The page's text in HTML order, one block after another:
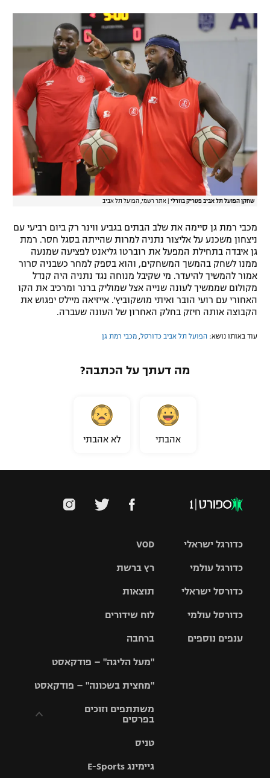
הצטרפות לחבילת הערוצים
לוח דרושים – ג'ובנט
שחקן הפועל תל אביב פטריק בוורלי אתר רשמי, הפועל תל אביב
מכבי רמת גן סיימה את שלב הבתים בגביע ווינר רק ביום רביעי עם
ניצחון משכנע על אליצור נתניה למרות שהייתה בסגל חסר. רמת
גן איבדה בתחילת המפעל את רוברטו גליאנט לפציעה שמנעה
ממנו לשחק בהמשך המשחקים, והוא בספק למחר כשבניה סרור
אמור להמשיך להיעדר. מי שקיבל מנוחה נגד נתניה היה קנדל
מקולום שממשיך לעונה שנייה אצל שמוליק ברנר ומרכיב את הקו
האחורי עם רועי הובר ואיתי מושקוביץ'. אייזיאה מיילס יפגוש את
הקבוצה אותה חיזק בחלק האחרון של העונה שעברה.
עוד באותו נושא: הפועל תל אביב כדורסל מכבי רמת גן
מה דעתך על הכתבה?
אהבתי לא אהבתי
VOD
רץ ברשת
תוצאות
לוח שידורים
ברחבה
"מעל הליגה" – פודקאסט
"מחצית בשכונה" – פודקאסט
משתתפים וזוכים
בפרסים
וזוכים בפרסים
טניס
גיימינג E-Sports
כדורגל ישראלי
גביע הטוטו
כדורגל עולמי
האלופות
ליגה
כדורסל ישראלי
סל
כדורסל עולמי
ענפים נוספים